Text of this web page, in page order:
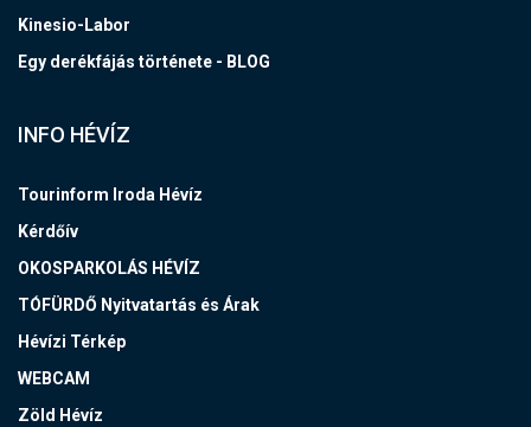
Kinesio-Labor
Egy derékfájás története - BLOG
INFO HÉVÍZ
Tourinform Iroda Hévíz
Kérdőív
OKOSPARKOLÁS HÉVÍZ
TÓFÜRDŐ Nyitvatartás és Árak
Hévízi Térkép
WEBCAM
Zöld Hévíz